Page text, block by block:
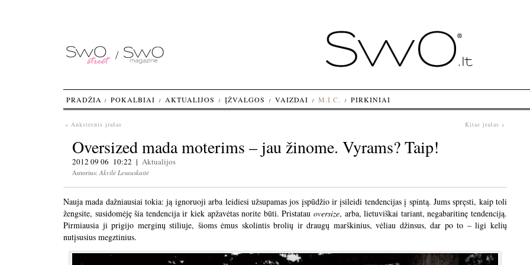
« Ankstesnis įrašas Kitas įrašas »
Oversized mada moterims – jau žinome. Vyrams? Taip!
2012 09 06 10:22 | Aktualijos
Autorius:Akvilė Lesauskaitė
Nauja mada dažniausiai tokia: ją ignoruoji arba leidiesi užsupamas jos įspūdžio ir įsileidi tendencijas į spintą. Jums spręsti, kaip toli
žengsite, susidomėję šia tendencija ir kiek apžavėtas norite būti. Pristatau oversize, arba, lietuviškai tariant, negabaritinę tendenciją.
Pirmiausia ji prigijo merginų stiliuje, šioms ėmus skolintis brolių ir draugų marškinius, vėliau džinsus, dar po to – ligi kelių
nutįsusius megztinius.
PRADŽIA POKALBIAI AKTUALIJOS ĮŽVALGOS VAIZDAI M.I.C. PIRKINIAI